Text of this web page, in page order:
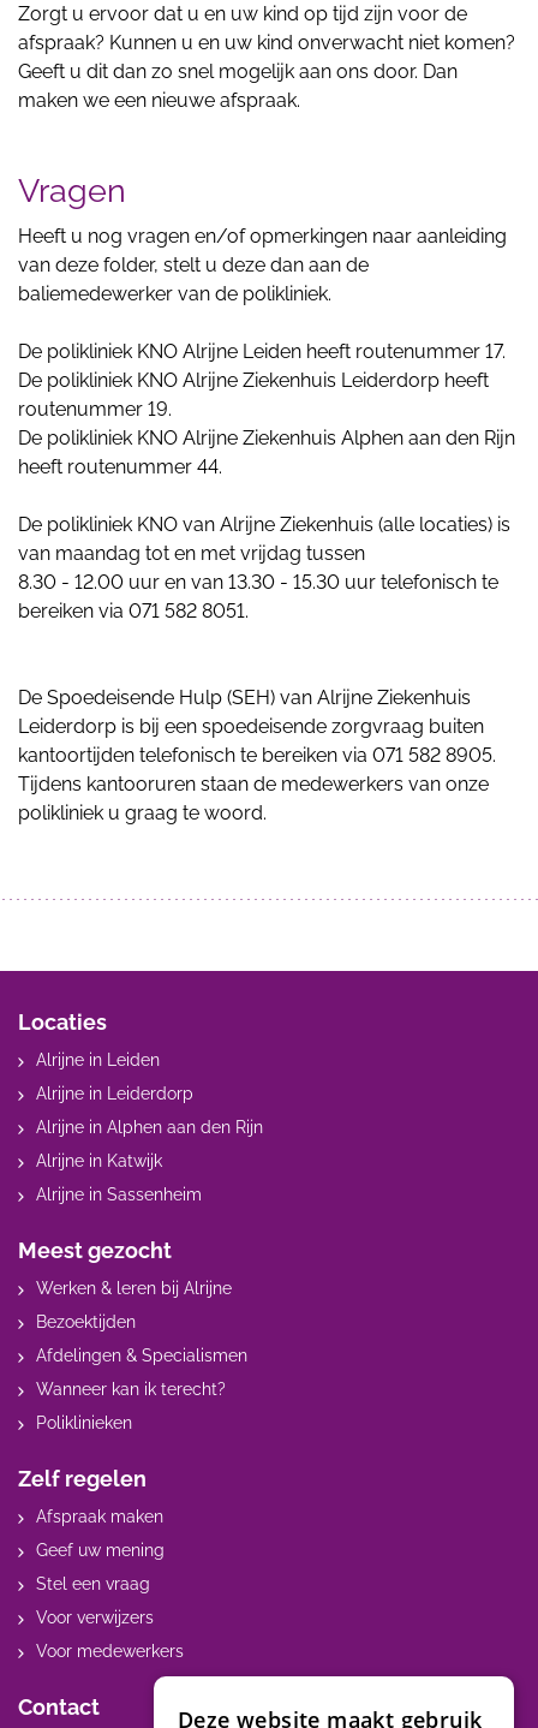
Zorgt u ervoor dat u en uw kind op tijd zijn voor de
afspraak? Kunnen u en uw kind onverwacht niet komen?
Geeft u dit dan zo snel mogelijk aan ons door. Dan
maken we een nieuwe afspraak.
Vragen
Heeft u nog vragen en/of opmerkingen naar aanleiding
van deze folder, stelt u deze dan aan de
baliemedewerker van de polikliniek.
De polikliniek KNO Alrijne Leiden heeft routenummer 17.
De polikliniek KNO Alrijne Ziekenhuis Leiderdorp heeft
routenummer 19.
De polikliniek KNO Alrijne Ziekenhuis Alphen aan den Rijn
heeft routenummer 44.
De polikliniek KNO van Alrijne Ziekenhuis (alle locaties) is
van maandag tot en met vrijdag tussen
8.30 - 12.00 uur en van 13.30 - 15.30 uur telefonisch te
bereiken via 071 582 8051.
De Spoedeisende Hulp (SEH) van Alrijne Ziekenhuis
Leiderdorp is bij een spoedeisende zorgvraag buiten
kantoortijden telefonisch te bereiken via 071 582 8905.
Tijdens kantooruren staan de medewerkers van onze
polikliniek u graag te woord.
Locaties
Alrijne in Leiden
Alrijne in Leiderdorp
Alrijne in Alphen aan den Rijn
Alrijne in Katwijk
Alrijne in Sassenheim
Meest gezocht
Werken & leren bij Alrijne
Bezoektijden
Afdelingen & Specialismen
Wanneer kan ik terecht?
Poliklinieken
Zelf regelen
Afspraak maken
Geef uw mening
Stel een vraag
Voor verwijzers
Voor medewerkers
Contact Deze website maakt gebruik